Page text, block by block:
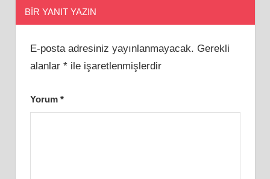
BIR YANIT YAZIN
E-posta adresiniz yayınlanmayacak. Gerekli
alanlar *ile işaretlenmişlerdir
Yorum *